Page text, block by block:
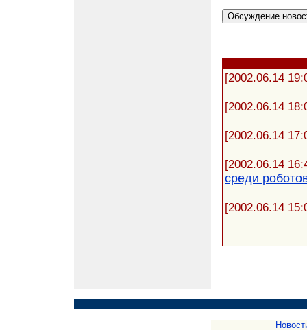
[2002.06.14
[2002.06.14
[2002.06.14
[2002.06.14
среди
[2002.06.14